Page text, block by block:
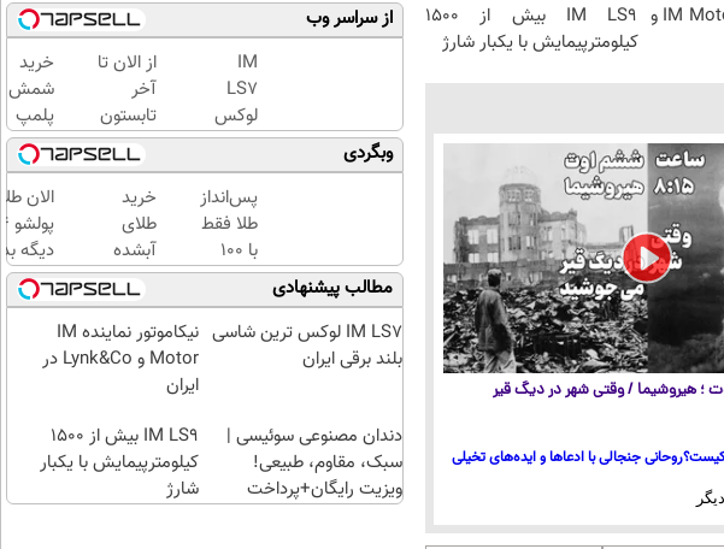
نیکاموتور نماینده IM Motor و
IM LS9 بیش از 1500
کیلومترپیمایش با یکبار شارژ
ششم اوت ؛ هیروشیما / وقتی شهر در دیگ قیر
جنجالی با ادعاها و ایده‌های تخیلی
از سراسر وب
IM
LS7
لوکس
ترین
شاسی
بلند
برقی
ایران
از الان تا
آخر
تابستون
حداقل
12کیلو
چربی
میسوزونی
🧨
خرید
شمش
پلمپ
طلاسی،
از ۰.۵
گرم تا
۱۰ گرم
وبگردی
پس‌انداز
طلا فقط
با ۱۰۰
هزارتومان
(امن و
راحت)
خرید
طلای
آبشده
حتی با
۱۰۰هزارتومان
الان
دیگه
طلا با
مطالب پیشنهادی
IM LS7 لوکس ترین شاسی
بلند برقی ایران
نیکاموتور نماینده IM
Motor و Lynk&Co در
ایران
دندان مصنوعی سوئیسی |
سبک، مقاوم، طبیعی!
ویزیت رایگان+پرداخت
IM LS9 بیش از 1500
کیلومترپیمایش با یکبار
شارژ